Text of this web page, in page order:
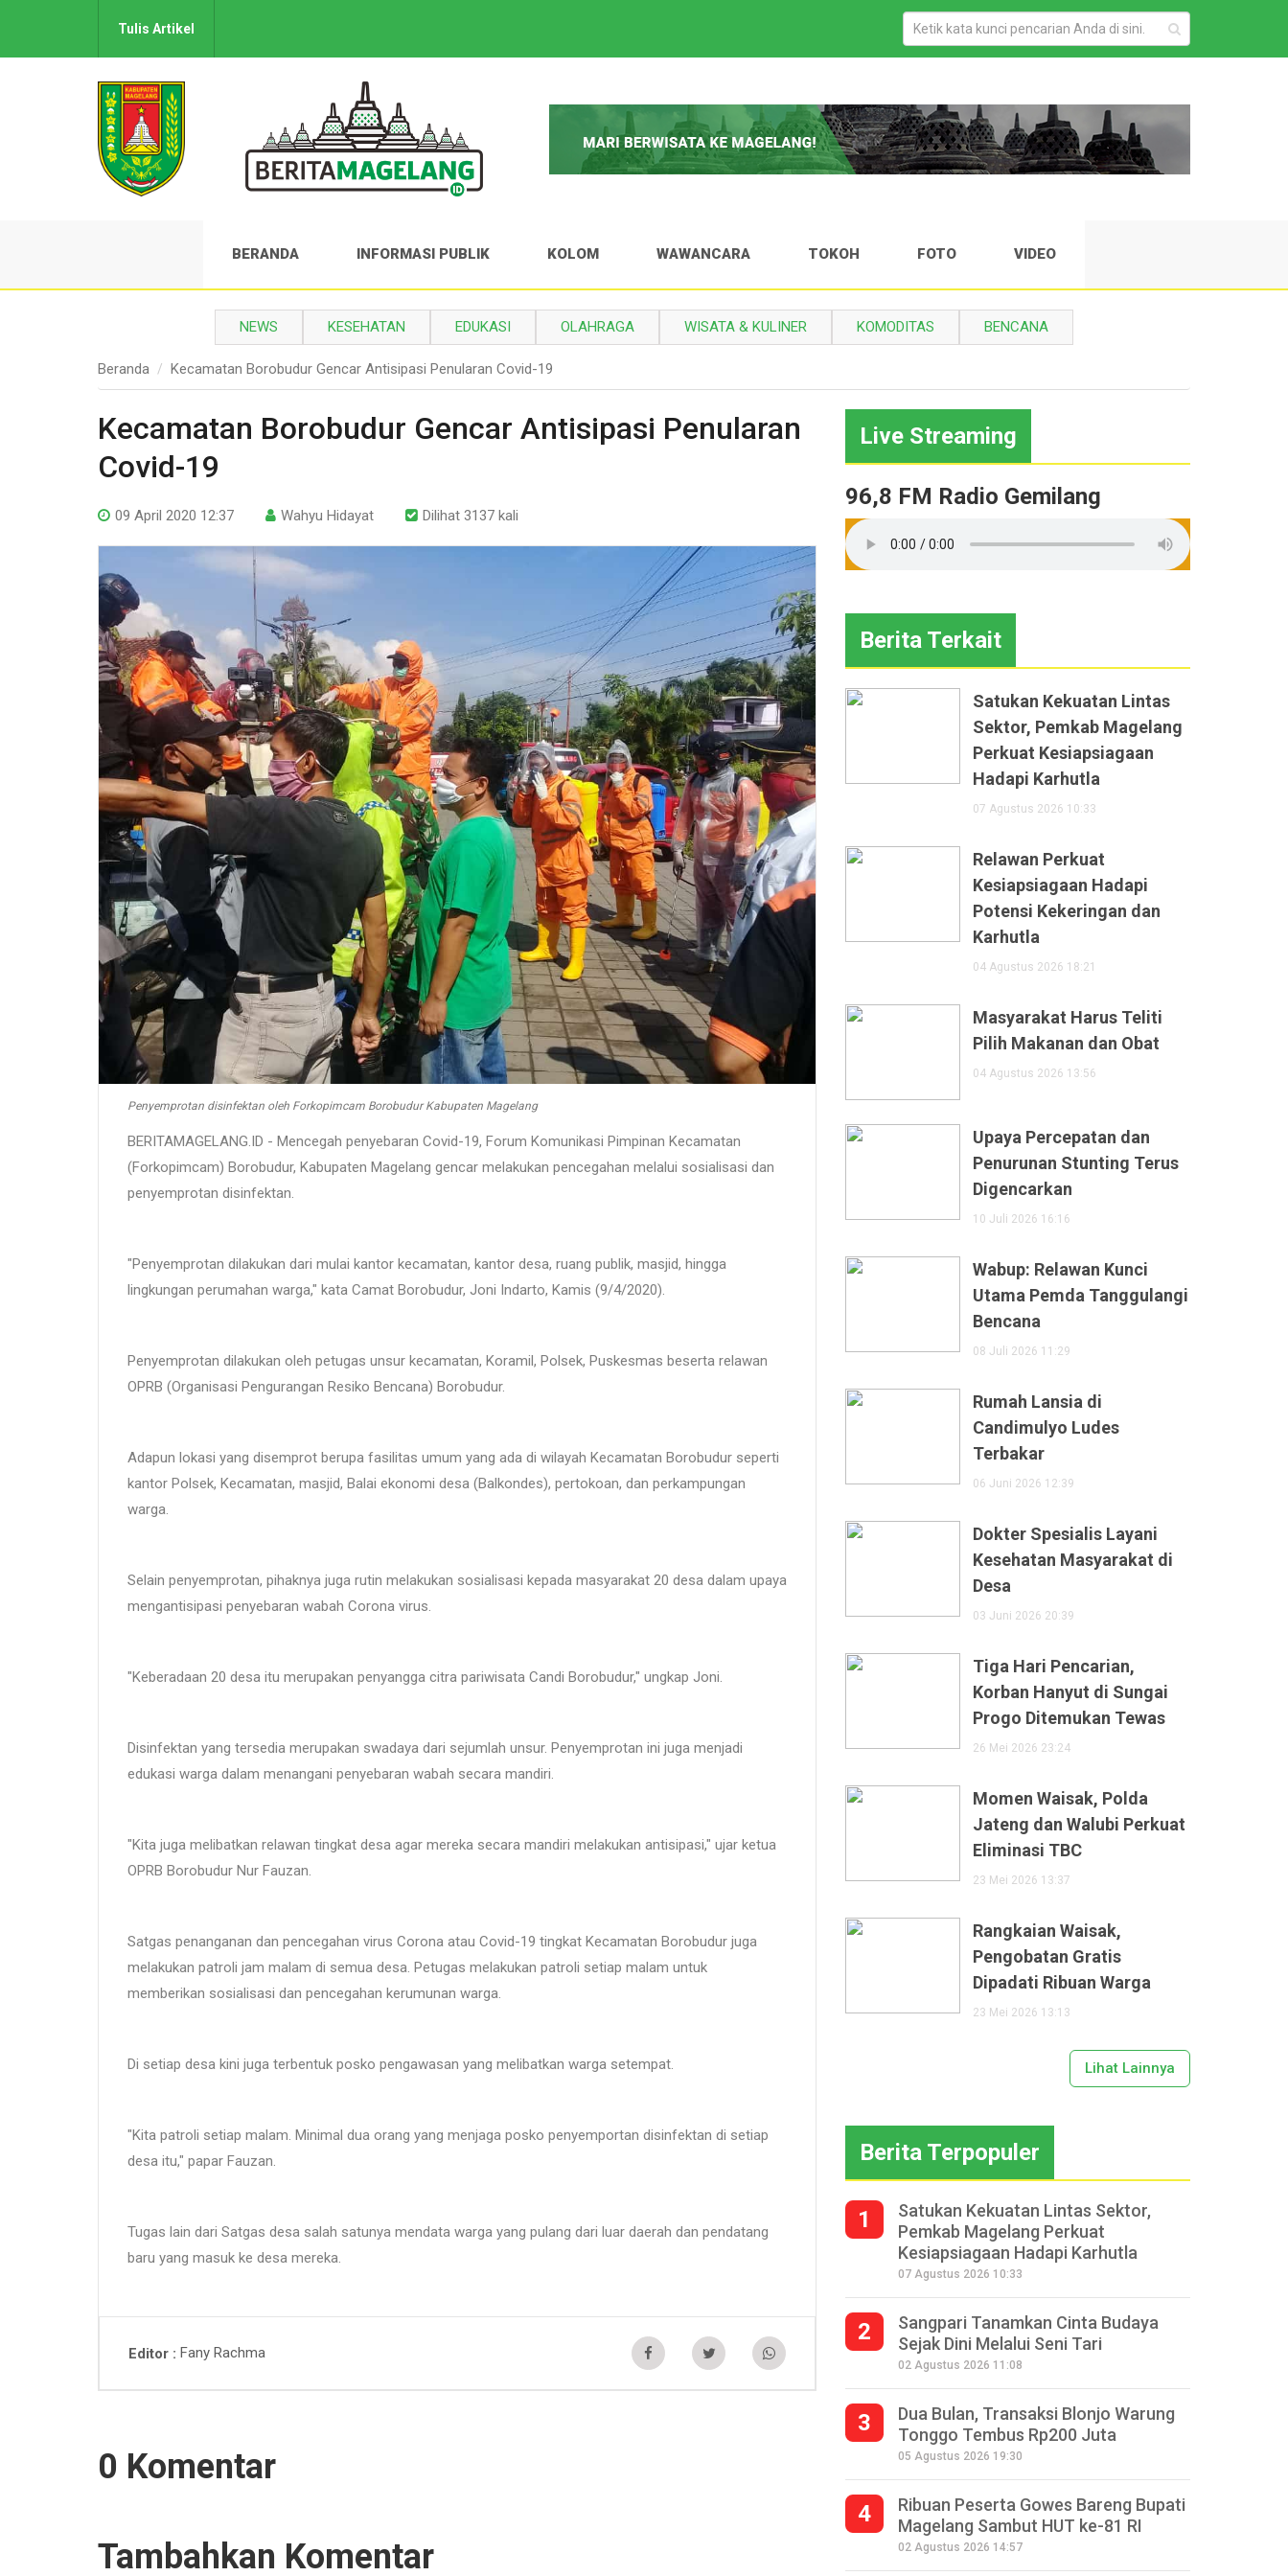
Tulis Artikel
BERANDA INFORMASI PUBLIK KOLOM WAWANCARA TOKOH FOTO VIDEO
NEWS KESEHATAN EDUKASI OLAHRAGA WISATA & KULINER KOMODITAS BENCANA
Beranda Kecamatan Borobudur Gencar Antisipasi Penularan Covid-19
Kecamatan Borobudur Gencar Antisipasi Penularan
Covid-19
09 April 2020 12:37 Wahyu Hidayat Dilihat 3137 kali
Penyemprotan disinfektan oleh Forkopimcam Borobudur Kabupaten Magelang
BERITAMAGELANG.ID - Mencegah penyebaran Covid-19, Forum Komunikasi Pimpinan Kecamatan
(Forkopimcam) Borobudur, Kabupaten Magelang gencar melakukan pencegahan melalui sosialisasi dan
penyemprotan disinfektan.
"Penyemprotan dilakukan dari mulai kantor kecamatan, kantor desa, ruang publik, masjid, hingga
lingkungan perumahan warga," kata Camat Borobudur, Joni Indarto, Kamis (9/4/2020).
Penyemprotan dilakukan oleh petugas unsur kecamatan, Koramil, Polsek, Puskesmas beserta relawan
OPRB (Organisasi Pengurangan Resiko Bencana) Borobudur.
Adapun lokasi yang disemprot berupa fasilitas umum yang ada di wilayah Kecamatan Borobudur seperti
kantor Polsek, Kecamatan, masjid, Balai ekonomi desa (Balkondes), pertokoan, dan perkampungan
warga.
Selain penyemprotan, pihaknya juga rutin melakukan sosialisasi kepada masyarakat 20 desa dalam upaya
mengantisipasi penyebaran wabah Corona virus.
"Keberadaan 20 desa itu merupakan penyangga citra pariwisata Candi Borobudur," ungkap Joni.
Disinfektan yang tersedia merupakan swadaya dari sejumlah unsur. Penyemprotan ini juga menjadi
edukasi warga dalam menangani penyebaran wabah secara mandiri.
"Kita juga melibatkan relawan tingkat desa agar mereka secara mandiri melakukan antisipasi," ujar ketua
OPRB Borobudur Nur Fauzan.
Satgas penanganan dan pencegahan virus Corona atau Covid-19 tingkat Kecamatan Borobudur juga
melakukan patroli jam malam di semua desa. Petugas melakukan patroli setiap malam untuk
memberikan sosialisasi dan pencegahan kerumunan warga.
Di setiap desa kini juga terbentuk posko pengawasan yang melibatkan warga setempat.
"Kita patroli setiap malam. Minimal dua orang yang menjaga posko penyemportan disinfektan di setiap
desa itu," papar Fauzan.
Tugas lain dari Satgas desa salah satunya mendata warga yang pulang dari luar daerah dan pendatang
baru yang masuk ke desa mereka.
Editor Fany Rachma
0 Komentar
Tambahkan Komentar
Live Streaming
96,8 FM Radio Gemilang
Berita Terkait
Satukan Kekuatan Lintas
Sektor, Pemkab Magelang
Perkuat Kesiapsiagaan
Hadapi Karhutla
07 Agustus 2026 10:33
Relawan Perkuat
Kesiapsiagaan Hadapi
Potensi Kekeringan dan
Karhutla
04 Agustus 2026 18:21
Masyarakat Harus Teliti
Pilih Makanan dan Obat
04 Agustus 2026 13:56
Upaya Percepatan dan
Penurunan Stunting Terus
Digencarkan
10 Juli 2026 16:16
Wabup: Relawan Kunci
Utama Pemda Tanggulangi
Bencana
08 Juli 2026 11:29
Rumah Lansia di
Candimulyo Ludes
Terbakar
06 Juni 2026 12:39
Dokter Spesialis Layani
Kesehatan Masyarakat di
Desa
03 Juni 2026 20:39
Tiga Hari Pencarian,
Korban Hanyut di Sungai
Progo Ditemukan Tewas
26 Mei 2026 23:24
Momen Waisak, Polda
Jateng dan Walubi Perkuat
Eliminasi TBC
23 Mei 2026 13:37
Rangkaian Waisak,
Pengobatan Gratis
Dipadati Ribuan Warga
23 Mei 2026 13:13
Lihat Lainnya
Berita Terpopuler
1
Satukan Kekuatan Lintas Sektor,
Pemkab Magelang Perkuat
Kesiapsiagaan Hadapi Karhutla
07 Agustus 2026 10:33
2
Sangpari Tanamkan Cinta Budaya
Sejak Dini Melalui Seni Tari
02 Agustus 2026 11:08
3
Dua Bulan, Transaksi Blonjo Warung
Tonggo Tembus Rp200 Juta
05 Agustus 2026 19:30
4
Ribuan Peserta Gowes Bareng Bupati
Magelang Sambut HUT ke-81 RI
02 Agustus 2026 14:57